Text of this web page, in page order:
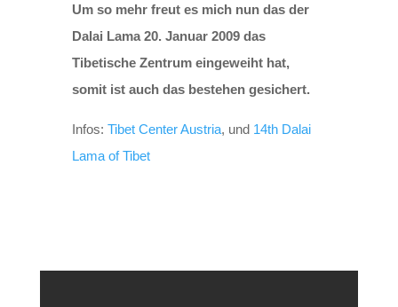
Um so mehr freut es mich nun das der
Dalai Lama 20. Januar 2009 das
Tibetische Zentrum eingeweiht hat,
somit ist auch das bestehen gesichert.
Infos: Tibet Center Austria, und 14th Dalai
Lama of Tibet